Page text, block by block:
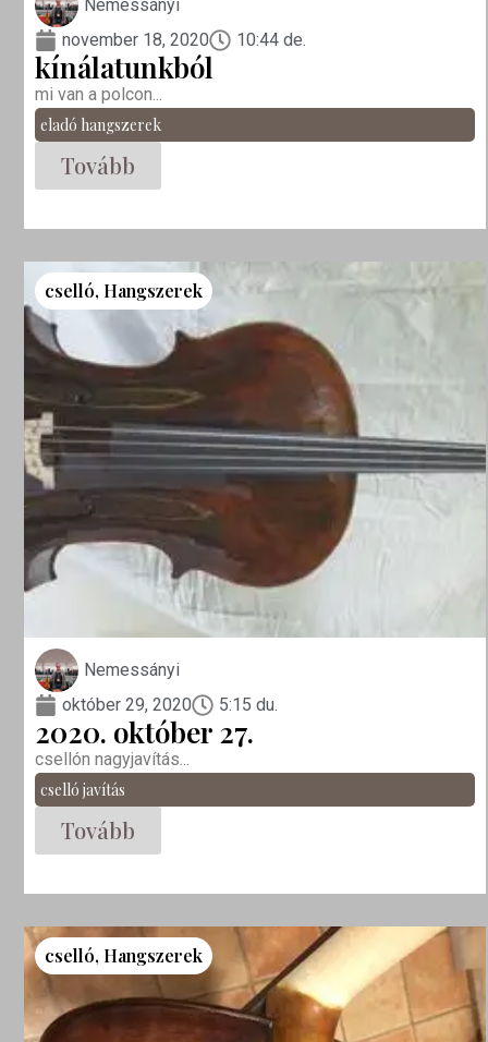
Nemessányi
november 18, 2020
10:44 de.
kínálatunkból
mi van a polcon...
eladó hangszerek
Tovább
cselló, Hangszerek
Nemessányi
október 29, 2020
5:15 du.
2020. október 27.
csellón nagyjavítás...
cselló javítás
Tovább
cselló, Hangszerek